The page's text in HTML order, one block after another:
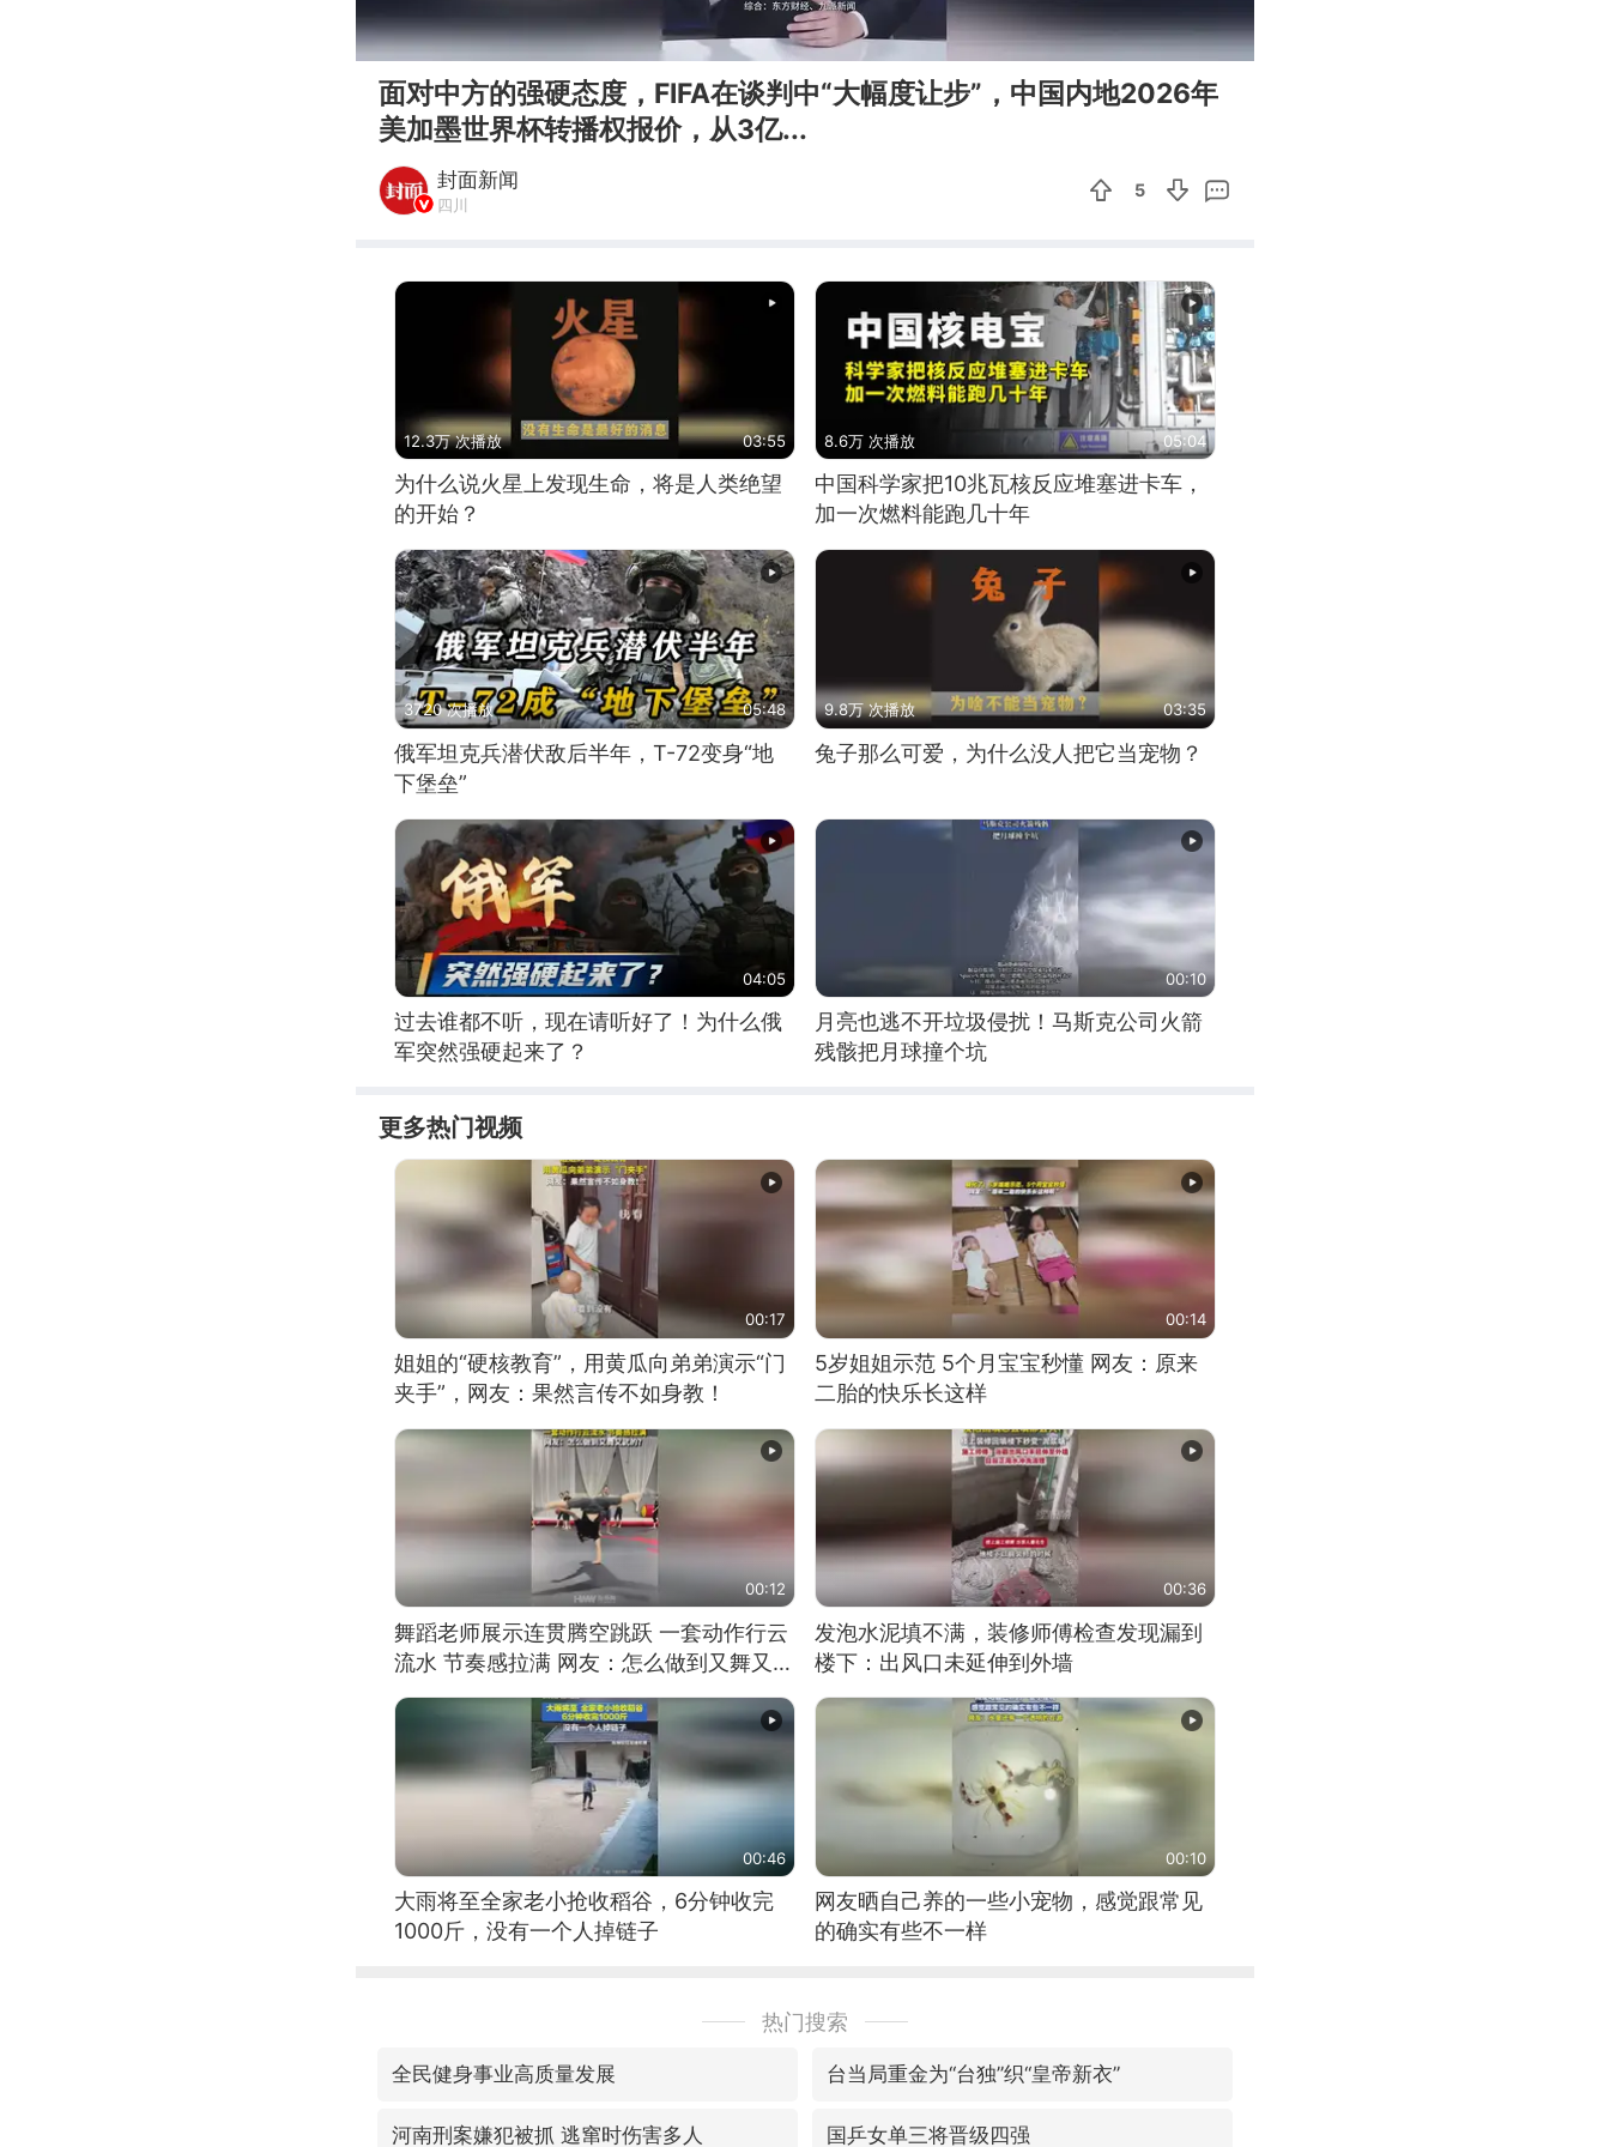
00:00 00:24
面对中方的强硬态度，FIFA在谈判中“大幅度让步”，中国内地2026年
美加墨世界杯转播权报价，从3亿...
封面新闻
四川
5
12.3万 次播放 03:55
为什么说火星上发现生命，将是人类绝望
的开始？
8.6万 次播放 05:04
中国科学家把10兆瓦核反应堆塞进卡车，
加一次燃料能跑几十年
3720 次播放 05:48
俄军坦克兵潜伏敌后半年，T-72变身“地
下堡垒”
9.8万 次播放 03:35
兔子那么可爱，为什么没人把它当宠物？
04:05
过去谁都不听，现在请听好了！为什么俄
军突然强硬起来了？
00:10
月亮也逃不开垃圾侵扰！马斯克公司火箭
残骸把月球撞个坑
更多热门视频
00:17
姐姐的“硬核教育”，用黄瓜向弟弟演示“门
夹手”，网友：果然言传不如身教！
00:14
5岁姐姐示范 5个月宝宝秒懂 网友：原来
二胎的快乐长这样
00:12
舞蹈老师展示连贯腾空跳跃 一套动作行云
流水 节奏感拉满 网友：怎么做到又舞又武
的？
00:36
发泡水泥填不满，装修师傅检查发现漏到
楼下：出风口未延伸到外墙
00:46
大雨将至全家老小抢收稻谷，6分钟收完
1000斤，没有一个人掉链子
00:10
网友晒自己养的一些小宠物，感觉跟常见
的确实有些不一样
热门搜索
全民健身事业高质量发展 台当局重金为“台独”织“皇帝新衣”
河南刑案嫌犯被抓 逃窜时伤害多人 国乒女单三将晋级四强